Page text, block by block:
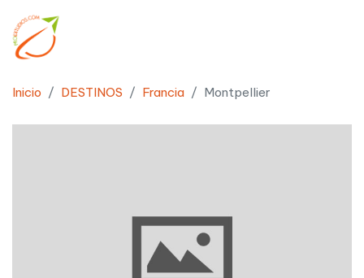
Inicio DESTINOS Francia Montpellier